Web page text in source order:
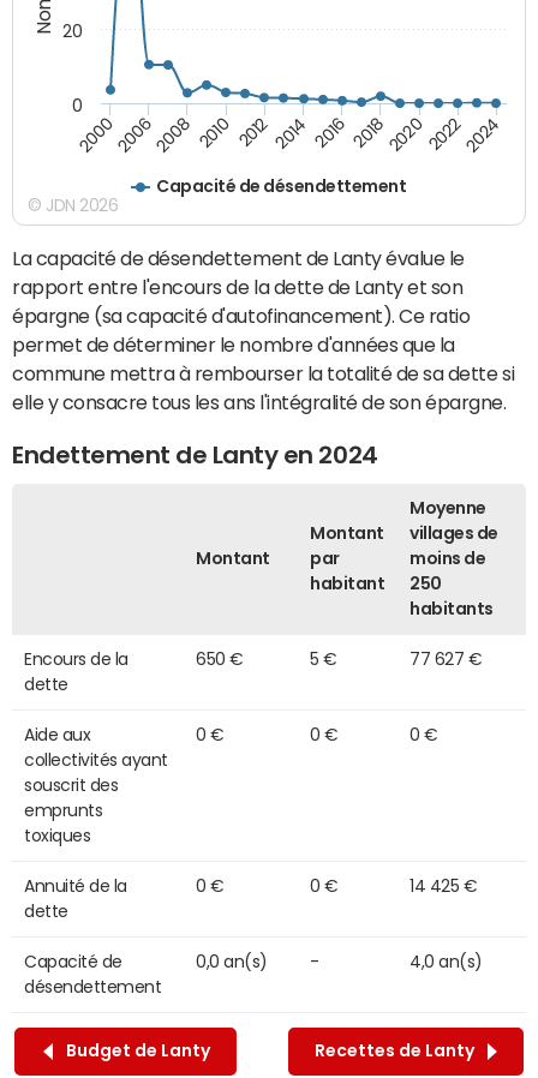
Capacité de désendettement
200020062008 2010 2012 2014 2016 2018202020222024
0
20
© JDN 2026
La capacité de désendettement de Lanty évalue le
rapport entre l'encours de la dette de Lanty et son
épargne (sa capacité d'autofinancement). Ce ratio
permet de déterminer le nombre d'années que la
commune mettra à rembourser la totalité de sa dette si
elle y consacre tous les ans l'intégralité de son épargne.
Endettement de Lanty en 2024
Montant
Montant
par
habitant
Moyenne
villages de
moins de
250
habitants
Encours de la
dette
650 € 5 € 77 627 €
Aide aux
collectivités ayant
souscrit des
emprunts
toxiques
0 € 0 € 0 €
Annuité de la
dette
0 € 0 € 14 425 €
Capacité de
désendettement
0,0 an(s) - 4,0 an(s)
Budget de Lanty Recettes de Lanty